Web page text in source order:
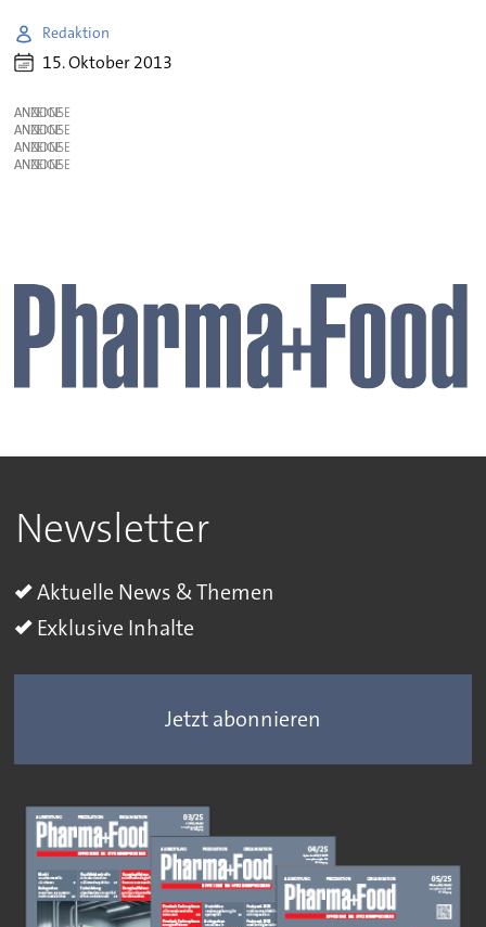
Redaktion
15. Oktober 2013
ANZEIGE
ANZEIGE
ANZEIGE
ANZEIGE
Newsletter
Aktuelle News & Themen
Exklusive Inhalte
Jetzt abonnieren